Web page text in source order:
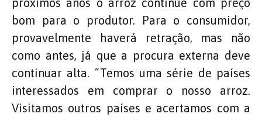
próximos anos o arroz continue com preço
bom para o produtor. Para o consumidor,
provavelmente haverá retração, mas não
como antes, já que a procura externa deve
continuar alta. “Temos uma série de países
interessados em comprar o nosso arroz.
Visitamos outros países e acertamos com a